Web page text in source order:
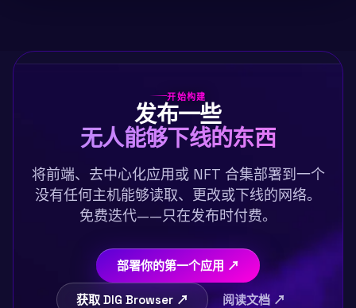
开始构建
发布一些
无人能够下线的东西
将前端、去中心化应用或 NFT 合集部署到一个
没有任何主机能够读取、更改或下线的网络。
免费迭代——只在发布时付费。
部署你的第一个应用 ↗
获取 DIG Browser ↗ 阅读文档 ↗